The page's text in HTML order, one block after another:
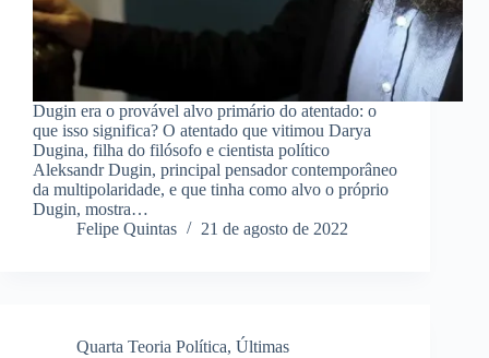
Dugin era o provável alvo primário do atentado: o
que isso significa? O atentado que vitimou Darya
Dugina, filha do filósofo e cientista político
Aleksandr Dugin, principal pensador contemporâneo
da multipolaridade, e que tinha como alvo o próprio
Dugin, mostra…
Felipe Quintas
21 de agosto de 2022
Quarta Teoria Política, Últimas